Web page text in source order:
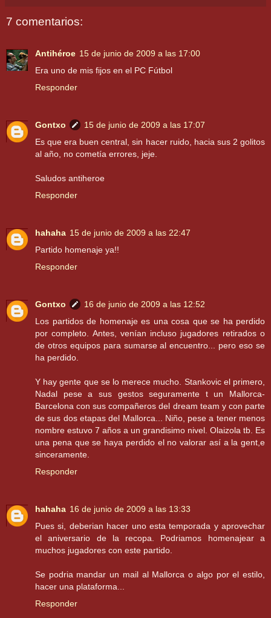
7 comentarios:
Antihéroe 15 de junio de 2009 a las 17:00
Era uno de mis fijos en el PC Fútbol
Responder
Gontxo
15 de junio de 2009 a las 17:07
Es que era buen central, sin hacer ruido, hacia sus 2 golitos
al año, no cometía errores, jeje.
Saludos antiheroe
Responder
hahaha 15 de junio de 2009 a las 22:47
Partido homenaje ya!!
Responder
Gontxo
16 de junio de 2009 a las 12:52
Los partidos de homenaje es una cosa que se ha perdido
por completo. Antes, venían incluso jugadores retirados o
de otros equipos para sumarse al encuentro... pero eso se
ha perdido.
Y hay gente que se lo merece mucho. Stankovic el primero,
Nadal pese a sus gestos seguramente t un Mallorca-
Barcelona con sus compañeros del dream team y con parte
de sus dos etapas del Mallorca... Niño, pese a tener menos
nombre estuvo 7 años a un grandisimo nivel. Olaizola tb. Es
una pena que se haya perdido el no valorar así a la gent,e
sinceramente.
Responder
hahaha 16 de junio de 2009 a las 13:33
Pues si, deberian hacer uno esta temporada y aprovechar
el aniversario de la recopa. Podriamos homenajear a
muchos jugadores con este partido.
Se podria mandar un mail al Mallorca o algo por el estilo,
hacer una plataforma...
Responder